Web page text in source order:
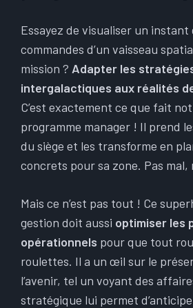
Essayez de visualiser un instant
commandes d’un vaisseau
mission ? Adapter les
intergalactiques aux réalités
C’est exactement ce que fait
programme manager ! Il prend
du siège et les transforme en
concrets pour sa zone. Pas mal,
Mais ce n’est pas tout ! Ce
gestion doit aussi optimiser les
opérationnels pour que tout
roulettes. Il a un œil sur le
l’avenir, tel un voyant des
stratégique lui permet